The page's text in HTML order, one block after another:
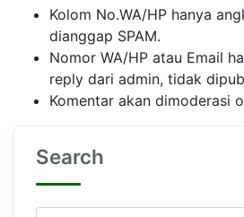
Kolom No.WA/HP hanya
dianggap SPAM.
Nomor WA/HP atau Email
reply dari admin, tidak
Komentar akan dimoderasi
Search